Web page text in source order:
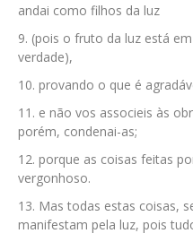
andai como filhos da luz
(pois o fruto da luz está
verdade),
provando o que é
e não vos associeis às
porém, condenai-as;
porque as coisas feitas
vergonhoso.
Mas todas estas coisas,
manifestam pela luz, pois